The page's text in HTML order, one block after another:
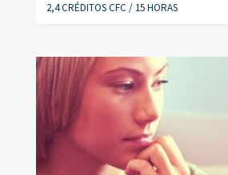
2,4 CRÉDITOS CFC / 15 HORAS